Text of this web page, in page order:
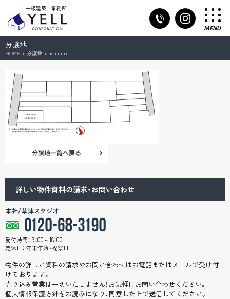
一級建築士事務所
MENU
分譲地
HOME > 分譲地 > ashiura7
詳しい物件資料の請求・お問い合わせ
受付時間： 9：00～18：00
定休日： 年末年始・祝祭日
物件の詳しい資料の請求やお問い合わせはお電話またはメールで受け付
けております。
売り込み営業は一切いたしません！お気軽にお問い合わせください。
個人情報保護方針をお読みになり、同意した上で送信してください。